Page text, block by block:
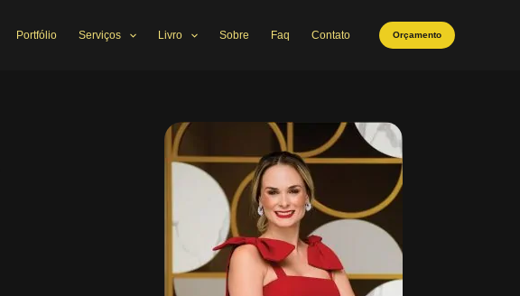
Portfólio Serviços Livro Sobre Faq Contato Orçamento